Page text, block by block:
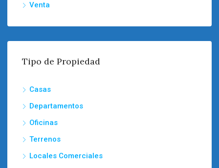
Venta
Tipo de Propiedad
Casas
Departamentos
Oficinas
Terrenos
Locales Comerciales